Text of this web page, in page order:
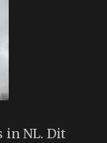
in NL. Dit